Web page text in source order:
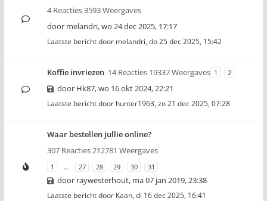
4 Reacties 3593 Weergaves
door melandri,wo 24 dec 2025, 17:17
Laatste bericht door melandri, do 25 dec 2025, 15:42
Koffie invriezen 14 Reacties 19337 Weergaves 1 2
door Hk87,wo 16 okt 2024, 22:21
Laatste bericht door hunter1963, zo 21 dec 2025, 07:28
Waar bestellen jullie online?
307 Reacties 212781 Weergaves
1 … 27 28 29 30 31
door raywesterhout, ma 07 jan 2019, 23:38
Laatste bericht door Kaan, di 16 dec 2025, 16:41